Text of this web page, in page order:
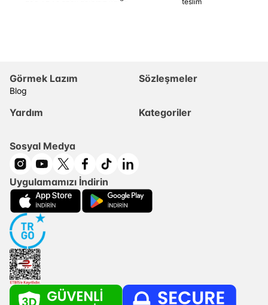
Görmek Lazım
Blog
Sözleşmeler
Yardım Kategoriler
Sosyal Medya
Uygulamamızı İndirin